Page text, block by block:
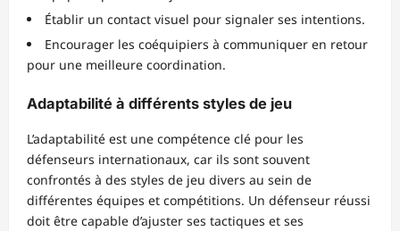
Établir un contact visuel pour signaler ses intentions.
Encourager les coéquipiers à communiquer en retour
pour une meilleure coordination.
Adaptabilité à différents styles de jeu
L’adaptabilité est une compétence clé pour les
défenseurs internationaux, car ils sont souvent
confrontés à des styles de jeu divers au sein de
différentes équipes et compétitions. Un défenseur réussi
doit être capable d’ajuster ses tactiques et ses